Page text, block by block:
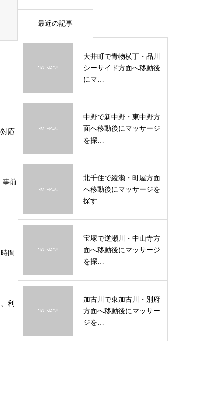
応
事前
間
利
最近の記事
大井町で青物横丁・品川
シーサイド方面へ移動後
にマ…
中野で新中野・東中野方
面へ移動後にマッサージ
を探…
北千住で綾瀬・町屋方面
へ移動後にマッサージを
探す…
宝塚で逆瀬川・中山寺方
面へ移動後にマッサージ
を探…
加古川で東加古川・別府
方面へ移動後にマッサー
ジを…